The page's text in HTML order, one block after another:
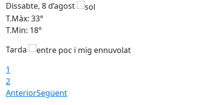
Dissabte, 8 d’agost
T.Màx: 33°
T.Min: 18°
Tarda
1
2
AnteriorSegüent